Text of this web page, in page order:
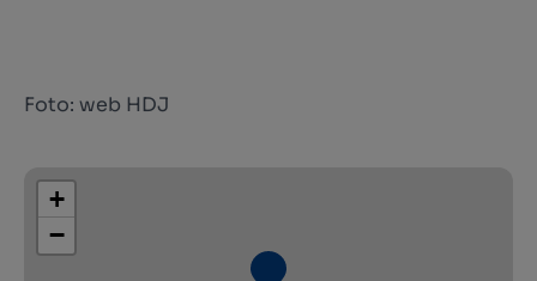
Foto: web HDJ
+
−